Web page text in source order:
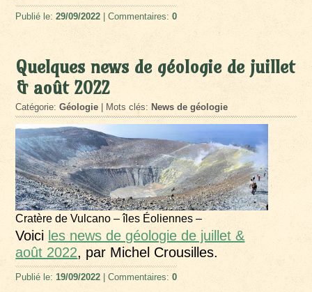
Publié le:29/09/2022 | Commentaires:0
Quelques news de géologie de juillet
& août 2022
Catégorie:Géologie | Mots clés:News de géologie
Cratère de Vulcano – îles Éoliennes –
Voici les news de géologie de juillet &
août 2022, par Michel Crousilles.
Publié le: 19/09/2022 | Commentaires:0